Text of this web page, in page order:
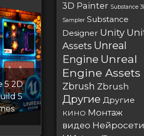
5 2D
5
3D Painter Substance
Sampler Substance
Designer Unity
Assets Unreal
Engine Unreal
Engine Assets
Zbrush Zbrush
Другие Другие
КИНО Монтаж
видео Нейросети